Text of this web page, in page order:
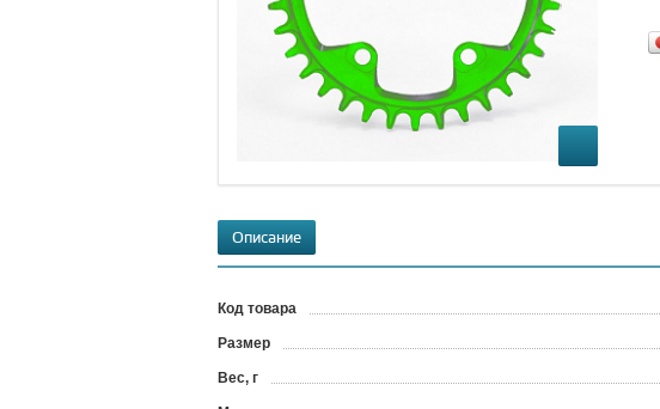
Описание
Код товара
Размер
Вес, г